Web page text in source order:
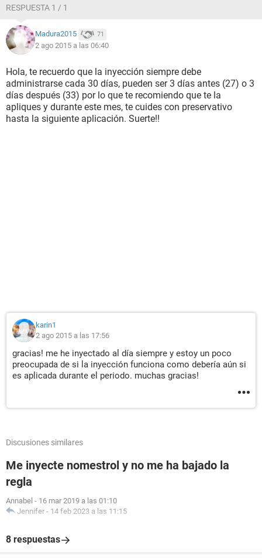
RESPUESTA 1 / 1
Madura2015 71
2 ago 2015 a las 06:40
Hola, te recuerdo que la inyección siempre debe
administrarse cada 30 días, pueden ser 3 días antes (27) o 3
días después (33) por lo que te recomiendo que te la
apliques y durante este mes, te cuides con preservativo
hasta la siguiente aplicación. Suerte!!
karin1
2 ago 2015 a las 17:56
gracias! me he inyectado al día siempre y estoy un poco
preocupada de si la inyección funciona como debería aún si
es aplicada durante el periodo. muchas gracias!
Discusiones similares
Me inyecte nomestrol y no me ha bajado la
regla
Annabel - 16 mar 2019 a las 01:10
Jennifer - 14 feb 2023 a las 11:15
8 respuestas